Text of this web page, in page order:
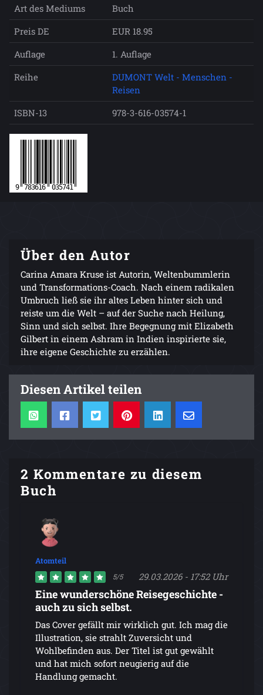
Art des Mediums
Buch
Preis DE
EUR 18.95
Auflage
1. Auflage
Reihe
DUMONT Welt - Menschen -
Reisen
ISBN-13
978-3-616-03574-1
Über den Autor
Carina Amara Kruse ist Autorin, Weltenbummlerin
und Transformations-Coach. Nach einem radikalen
Umbruch ließ sie ihr altes Leben hinter sich und
reiste um die Welt – auf der Suche nach Heilung,
Sinn und sich selbst. Ihre Begegnung mit Elizabeth
Gilbert in einem Ashram in Indien inspirierte sie,
ihre eigene Geschichte zu erzählen.
Diesen Artikel teilen
2 Kommentare zu diesem
Buch
Atomteil
5/5 29.03.2026 - 17:52 Uhr
Eine wunderschöne Reisegeschichte -
auch zu sich selbst.
Das Cover gefällt mir wirklich gut. Ich mag die
Illustration, sie strahlt Zuversicht und
Wohlbefinden aus. Der Titel ist gut gewählt
und hat mich sofort neugierig auf die
Handlung gemacht.